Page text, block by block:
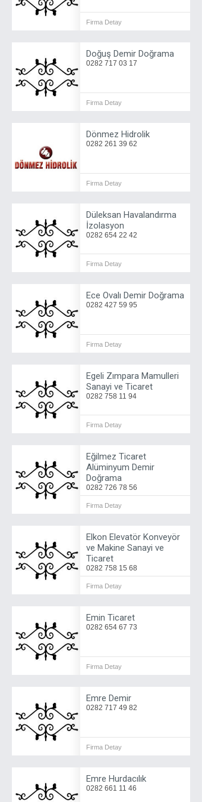
Firma Detay
Doğuş Demir Doğrama
0282 717 03 17
Firma Detay
Dönmez Hidrolik
0282 261 39 62
Firma Detay
Düleksan Havalandırma
İzolasyon
0282 654 22 42
Firma Detay
Ece Ovalı Demir Doğrama
0282 427 59 95
Firma Detay
Egeli Zımpara Mamulleri
Sanayi ve Ticaret
0282 758 11 94
Firma Detay
Eğilmez Ticaret
Alüminyum Demir
Doğrama
0282 726 78 56
Firma Detay
Elkon Elevatör Konveyör
ve Makine Sanayi ve
Ticaret
0282 758 15 68
Firma Detay
Emin Ticaret
0282 654 67 73
Firma Detay
Emre Demir
0282 717 49 82
Firma Detay
Emre Hurdacılık
0282 661 11 46